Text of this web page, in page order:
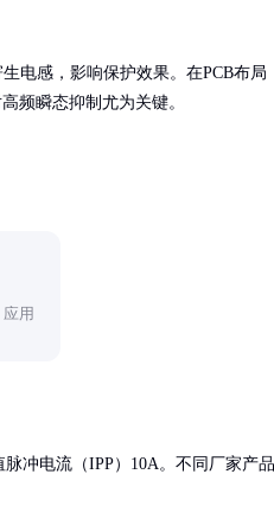
电感，影响保护效果。在PCB布局
频瞬态抑制尤为关键。
用
冲电流（IPP）10A。不同厂家产品